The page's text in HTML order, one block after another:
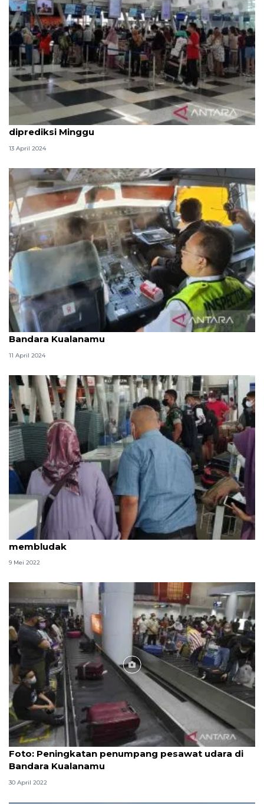
Puncak arus balik pemudik di Bandara Kualanamu
diprediksi Minggu
13 April 2024
Otoritas Bandara ramp check pesawat viral di
Bandara Kualanamu
11 April 2024
Penumpang arus balik di Bandara Kualanamu
membludak
9 Mei 2022
Foto
Foto: Peningkatan penumpang pesawat udara di
Bandara Kualanamu
30 April 2022